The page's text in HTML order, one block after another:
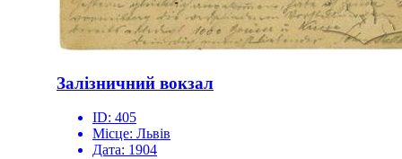
Залізничний вокзал
ID: 405
Місце: Львів
Дата: 1904